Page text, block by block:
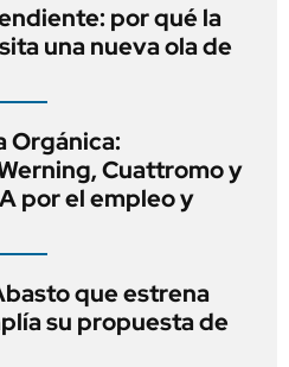
por qué la
una nueva ola de
Orgánica:
Cuattromo y
por el empleo y
que estrena
su propuesta de